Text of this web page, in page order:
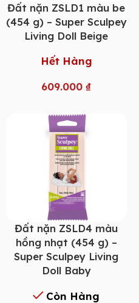
Đất nặn ZSLD1 màu be
(454 g) – Super Sculpey
Living Doll Beige
Hết Hàng
609.000₫
Đất nặn ZSLD4 màu
hồng nhạt (454 g) –
Super Sculpey Living
Doll Baby
Còn Hàng